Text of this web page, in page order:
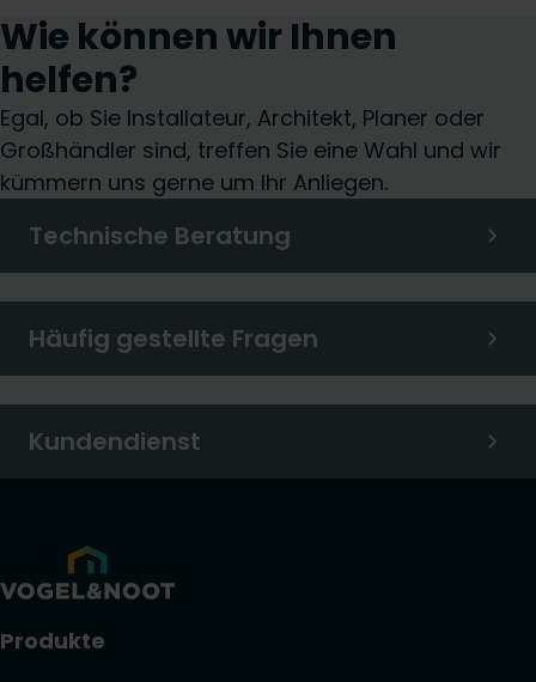
Wie können wir Ihnen
helfen?
Egal, ob Sie Installateur, Architekt, Planer oder
Großhändler sind, treffen Sie eine Wahl und wir
kümmern uns gerne um Ihr Anliegen.
Technische Beratung
Häufig gestellte Fragen
Kundendienst
Produkte